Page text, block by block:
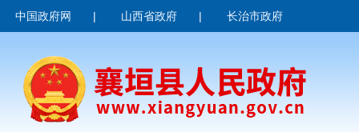
中国政府网 | 山西省政府 | 长治市政府